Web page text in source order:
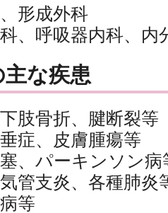
形成外科
、呼吸器内科、内
な疾患
肢骨折、腱断裂等
症、皮膚腫瘍等
、パーキンソン病
管支炎、各種肺炎
等